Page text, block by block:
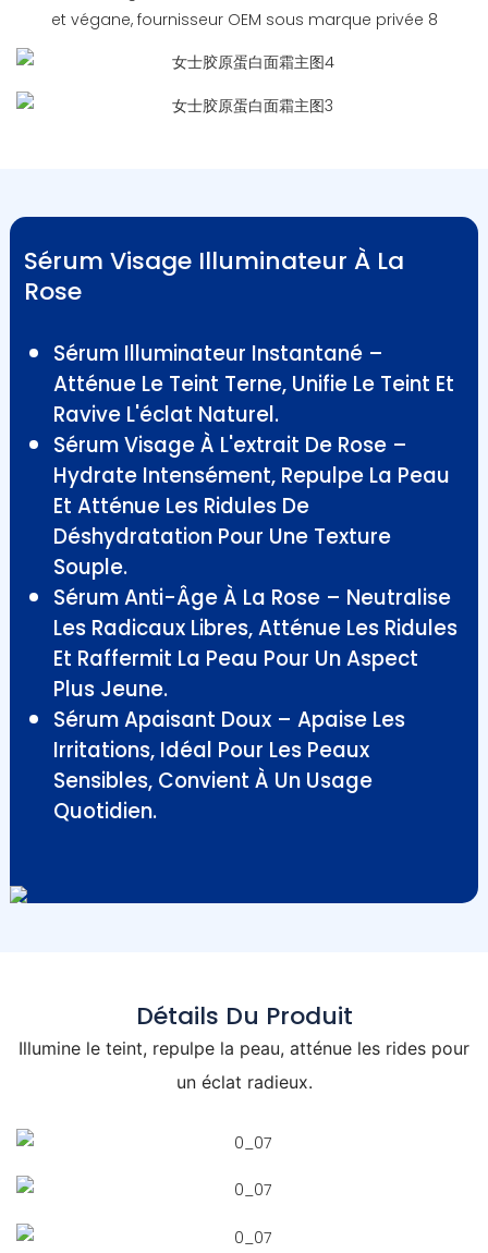
Sérum Visage Illuminateur À La
Rose
Sérum Illuminateur Instantané –
Atténue Le Teint Terne, Unifie Le Teint Et
Ravive L'éclat Naturel.
Sérum Visage À L'extrait De Rose –
Hydrate Intensément, Repulpe La Peau
Et Atténue Les Ridules De
Déshydratation Pour Une Texture
Souple.
Sérum Anti-Âge À La Rose – Neutralise
Les Radicaux Libres, Atténue Les Ridules
Et Raffermit La Peau Pour Un Aspect
Plus Jeune.
Sérum Apaisant Doux – Apaise Les
Irritations, Idéal Pour Les Peaux
Sensibles, Convient À Un Usage
Quotidien.
Détails Du Produit
Illumine le teint, repulpe la peau, atténue les rides pour
un éclat radieux.